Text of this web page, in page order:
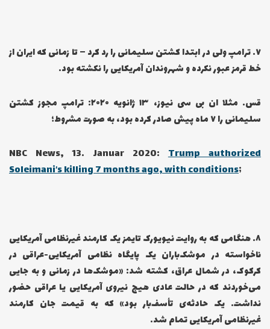
۷… ترامپ ولی در ابتدا کشتن سلیمانی را رد کرد – تا زمانی که ایران از
خط قرمز عبور نکرده و شهروندان آمریکایی را نکشته بود.
قس. مثلا ان بی سی نیوز، ۱۳ ژانویه ۲۰۲۰: ترامپ مجوز کشتن
سلیمانی را ۷ ماه پیش صادر کرده بود، به صورت مشروط؛
NBC News, 13. Januar 2020:Trump authorized
Soleimani’s killing 7 months ago, with conditions;
۸… هنگامی که به روایت نیویورک تایمز یک کارمند غیرنظامی آمریکایی
ناخواسته در موشک‌باران یک پایگاه نظامی آمریکایی-عراقی در
کرکوک، در شمال عراق، کشته شد: «موشک‌ها در زمانی و به جایی
می‌خوردند که در حالت عادی هیچ نیروی آمریکایی یا عراقی حضور
نداشت. یک حادثه‌ی تأسف‌بار بود» که به قیمت جان کارمند
غیرنظامی آمریکایی تمام شد.